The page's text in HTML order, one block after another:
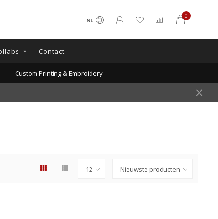
NL
0
Contact
Custom Printing & Embroidery